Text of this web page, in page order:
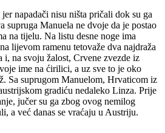
napadači nisu ništa pričali dok su ga
supruga Manuela ne dvoje da je postao
na tijelu. Na listu desne noge ima
lijevom ramenu tetovaže dva najdraža
i, na svoju žalost, Crvene zvezde iz
ime na ćirilici, a uz sve to je oko
Sa suprugom Manuelom, Hrvaticom iz
gradiću nedaleko Linza. Prije
jučer su ga zbog ovog nemilog
a već danas se vraćaju u Austriju.